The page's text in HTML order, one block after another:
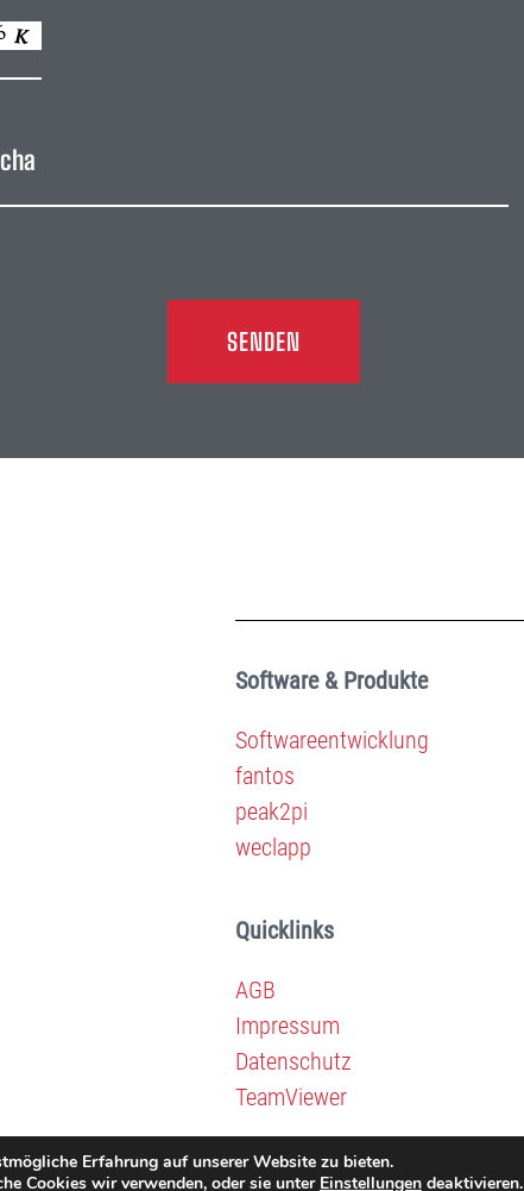
Software & Produkte
Softwareentwicklung
fantos
peak2pi
weclapp
Quicklinks
AGB
Impressum
Datenschutz
TeamViewer
Erfahrung auf unserer Website zu bieten.
Cookies wir verwenden, oder sie unter Einstellungendeaktivieren.